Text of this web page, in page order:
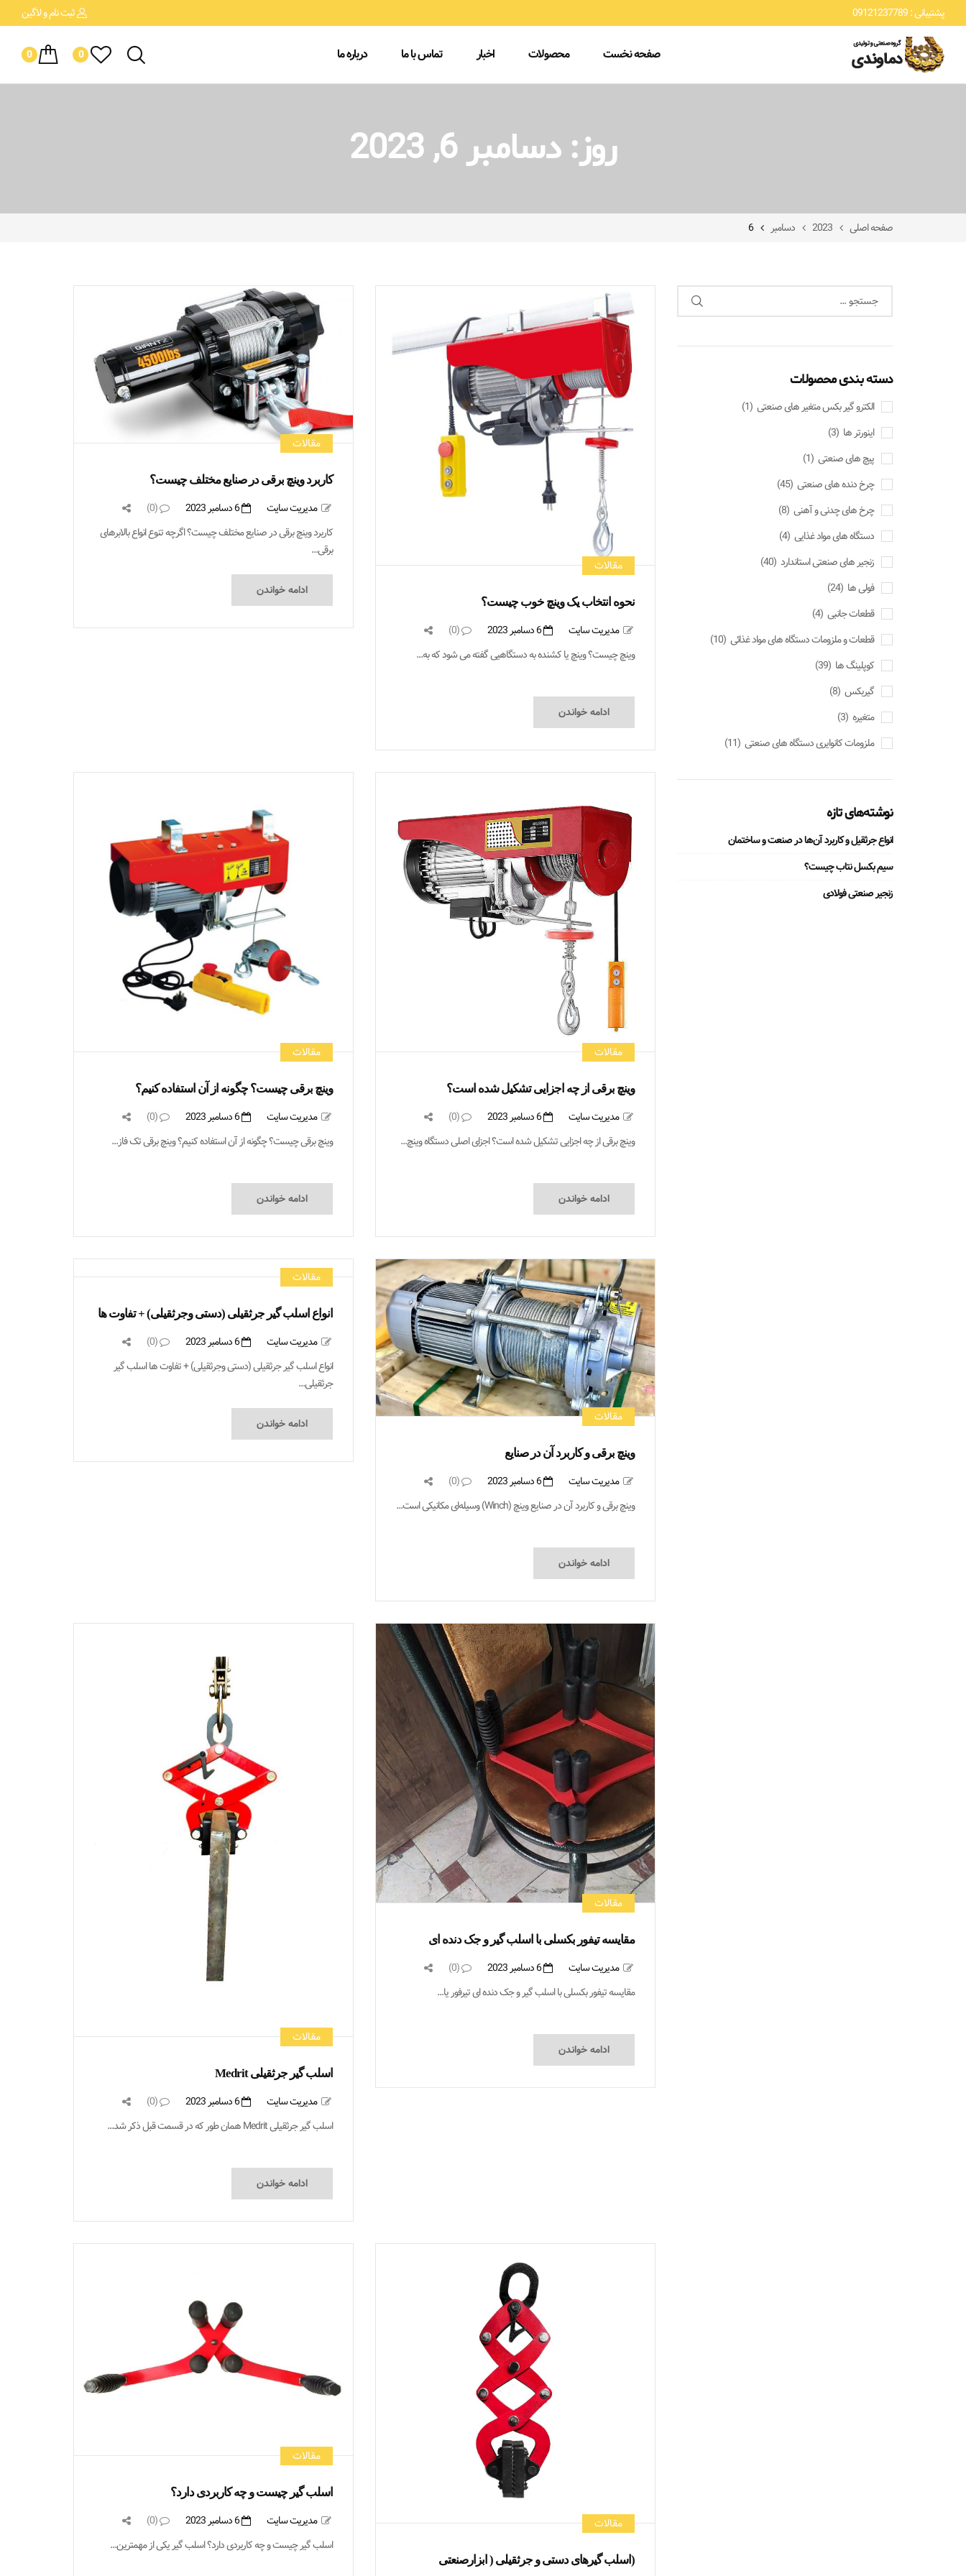
پشتیبانی : 09121237789 ثبت نامو لاگین
صفحه نخست محصولات اخبار تماس با ما درباره ما 0
0
روز:دسامبر 6, 2023
صفحه اصلی 2023 دسامبر 6
مقالات
نحوه انتخاب یک وینچ خوب چیست؟
مدیریت سایت 6 دسامبر 2023
(0)
وینچ چیست؟ وینچ یا کشنده به دستگاهیی گفته می شود که به...
ادامه خواندن
مقالات
کاربرد وینچ برقی در صنایع مختلف چیست؟
مدیریت سایت 6 دسامبر 2023
(0)
کاربرد وینچ برقی در صنایع مختلف چیست؟ اگرچه تنوع انواع بالابرهای
برقی...
ادامه خواندن
مقالات
وینچ برقی از چه اجزایی تشکیل شده است؟
مدیریت سایت 6 دسامبر 2023
(0)
وینچ برقی از چه اجزایی تشکیل شده است؟ اجزای اصلی دستگاه وینچ‌...
ادامه خواندن
مقالات
وینچ برقی چیست؟ چگونه از آن استفاده کنیم؟
مدیریت سایت 6 دسامبر 2023
(0)
وینچ برقی چیست؟ چگونه از آن استفاده کنیم؟ وینچ برقی تک فاز...
ادامه خواندن
مقالات
وینچ برقی و کاربرد آن در صنایع
مدیریت سایت 6 دسامبر 2023
(0)
وینچ برقی و کاربرد آن در صنایع وینچ (Winch) وسیله‌ای مکانیکی است...
ادامه خواندن
مقالات
انواع اسلب گیر جرثقیلی (دستی وجرثقیلی) + تفاوت ها
مدیریت سایت 6 دسامبر 2023
(0)
انواع اسلب گیر جرثقیلی (دستی وجرثقیلی) + تفاوت ها اسلب گیر
جرثقیلی...
ادامه خواندن
مقالات
مقایسه تیفور بکسلی با اسلب گیر و جک دنده ای
مدیریت سایت 6 دسامبر 2023
(0)
مقایسه تیفور بکسلی با اسلب گیر و جک دنده ای تیرفور یا...
ادامه خواندن
مقالات
اسلب گیر جرثقیلی Medrit
مدیریت سایت 6 دسامبر 2023
(0)
اسلب گیر جرثقیلی Medrit همان طور که در قسمت قبل ذکر شد...
ادامه خواندن
مقالات
(اسلب گیرهای دستی و جرثقیلی ( ابزارصنعتی
مقالات
اسلب گیر چیست و چه کاربردی دارد؟
مدیریت سایت 6 دسامبر 2023
(0)
اسلب گیر چیست و چه کاربردی دارد؟ اسلب گیر یکی از مهمترین...
دسته بندی محصولات
الکترو گیر بکس متغیر های صنعتی (1)
اینورتر ها (3)
پیچ های صنعتی (1)
چرخ دنده های صنعتی (45)
چرخ های چدنی و آهنی (8)
دستگاه های مواد غذایی (4)
زنجیر های صنعتی استاندارد (40)
فولی ها (24)
قطعات جانبی (4)
قطعات و ملزومات دستگاه های مواد غذائی (10)
کوپلینگ ها (39)
گیربکس (8)
متغیره (3)
ملزومات کانوایری دستگاه های صنعتی (11)
نوشته‌های تازه
انواع جرثقیل و کاربرد آن‌ها در صنعت و ساختمان
سیم بکسل نتاب چیست؟
زنجیر صنعتی فولادی